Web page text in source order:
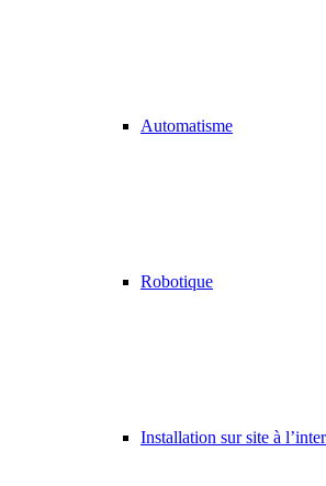
Automatisme
Robotique
Installation sur site à